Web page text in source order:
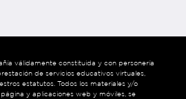
válidamente constituida y con personería
de servicios educativos virtuales,
estatutos. Todos los materiales y/o
y aplicaciones web y móviles, se